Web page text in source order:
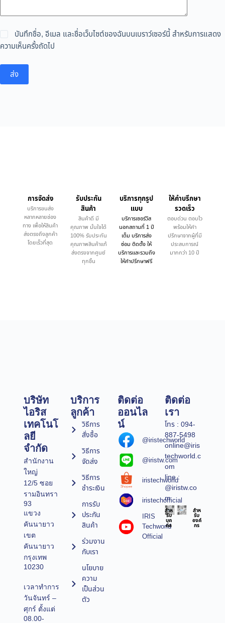
บันทึกชื่อ, อีเมล และชื่อเว็บไซต์ของฉันบนเบราว์เซอร์นี้ สำหรับการแสดง
ความเห็นครั้งถัดไป
ส่ง
การจัดส่ง
บริการขนส่ง
หลากหลายช่อง
ทาง เพื่อให้สินค้า
ส่งตรงถึงลูกค้า
โดยเร็วที่สุด
รับประกัน
สินค้า
สินค้าดี มี
คุณภาพ มั่นใจได้
100% รับประกัน
คุณภาพสินค้าแท้
ส่งตรงจากศูนย์
ทุกชิ้น
บริการทุกรูป
แบบ
บริการเซอร์วิส
นอกสถานที่ 1 ปี
เต็ม บริการส่ง
ซ่อม ติดตั้ง ให้
บริการและรวมถึง
ให้คำปรึกษาฟรี
ให้คำบรึกษา
รวดเร็ว
ตอบด่วน ตอบไว
พร้อมให้คำ
ปรึกษาจากผู้ที่มี
ประสบการณ์
มากกว่า 10 ปี
บริษัท
ไอริส
เทคโนโ
ลยี
จำกัด
สำนักงาน
ใหญ่
12/5 ซอย
รามอินทรา
93
แขวง
คันนายาว
เขต
คันนายาว
กรุงเทพ
10230
เวลาทำการ
วันจันทร์ –
ศุกร์ ตั้งแต่
08.00-
บริการ
ลูกค้า
วิธีการ
สั่งซื้อ
วิธีการ
จัดส่ง
วิธีการ
ชำระเงิน
การรับ
ประกัน
สินค้า
ร่วมงาน
กับเรา
นโยบาย
ความ
เป็นส่วน
ตัว
ติดต่อ
ออนไล
น์
@iristechworld
@iristw.com
iristechworld
iristechofficial
IRIS
Techworld
Official
ติดต่อ
เรา
โทร : 094-
887-5498
online@iris
techworld.c
om
line :
@iristw.co
m
สำห
รับ
บุค
คล
สำห
รับ
องค์
กร